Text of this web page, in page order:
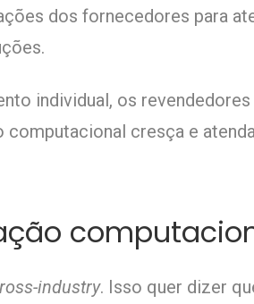
dos fornecedores para
individual, os
cresça e
industry. Isso quer dizer